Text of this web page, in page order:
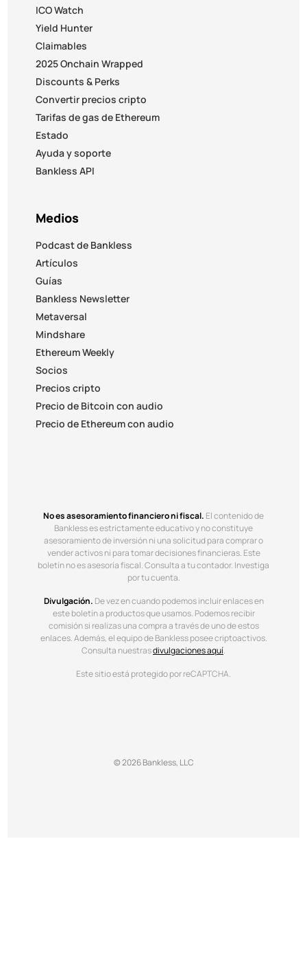
ICO Watch
Yield Hunter
Claimables
2025 Onchain Wrapped
Discounts & Perks
Convertir precios cripto
Tarifas de gas de Ethereum
Estado
Ayuda y soporte
Bankless API
Medios
Podcast de Bankless
Artículos
Guías
Bankless Newsletter
Metaversal
Mindshare
Ethereum Weekly
Socios
Precios cripto
Precio de Bitcoin con audio
Precio de Ethereum con audio
No es asesoramiento financiero ni fiscal. El contenido de
Bankless es estrictamente educativo y no constituye
asesoramiento de inversión ni una solicitud para comprar o
vender activos ni para tomar decisiones financieras. Este
boletín no es asesoría fiscal. Consulta a tu contador. Investiga
por tu cuenta.
Divulgación. De vez en cuando podemos incluir enlaces en
este boletín a productos que usamos. Podemos recibir
comisión si realizas una compra a través de uno de estos
enlaces. Además, el equipo de Bankless posee criptoactivos.
Consulta nuestrasdivulgaciones aquí.
Este sitio está protegido por reCAPTCHA.
© 2026 Bankless, LLC